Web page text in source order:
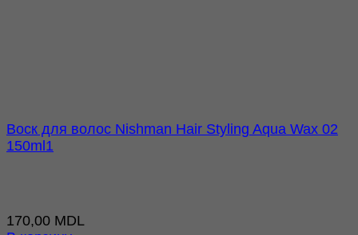
Воск для волос Nishman Hair Styling Aqua Wax 02
150ml1
170,00 MDL